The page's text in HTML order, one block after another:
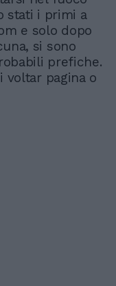
stati i primi a
e solo dopo
si sono
prefiche.
voltar pagina o